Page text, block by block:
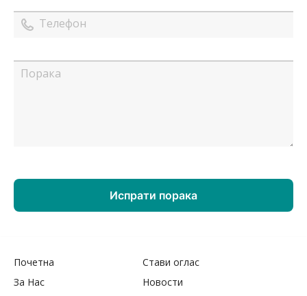
Почетна
Стави оглас
За Нас
Новости